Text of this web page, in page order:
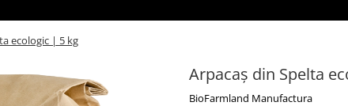
ecologic | 5 kg
Arpacaș din Spelta
BioFarmland Manufactura